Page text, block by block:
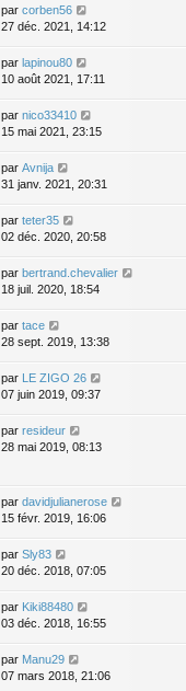
par corben56
27 déc. 2021, 14:12
par lapinou80
10 août 2021, 17:11
par nico33410
15 mai 2021, 23:15
par Avnija
31 janv. 2021, 20:31
par teter35
02 déc. 2020, 20:58
par bertrand.chevalier
18 juil. 2020, 18:54
par tace
28 sept. 2019, 13:38
par LE ZIGO 26
07 juin 2019, 09:37
par resideur
28 mai 2019, 08:13
par davidjulianerose
15 févr. 2019, 16:06
par Sly83
20 déc. 2018, 07:05
par Kiki88480
03 déc. 2018, 16:55
par Manu29
07 mars 2018, 21:06